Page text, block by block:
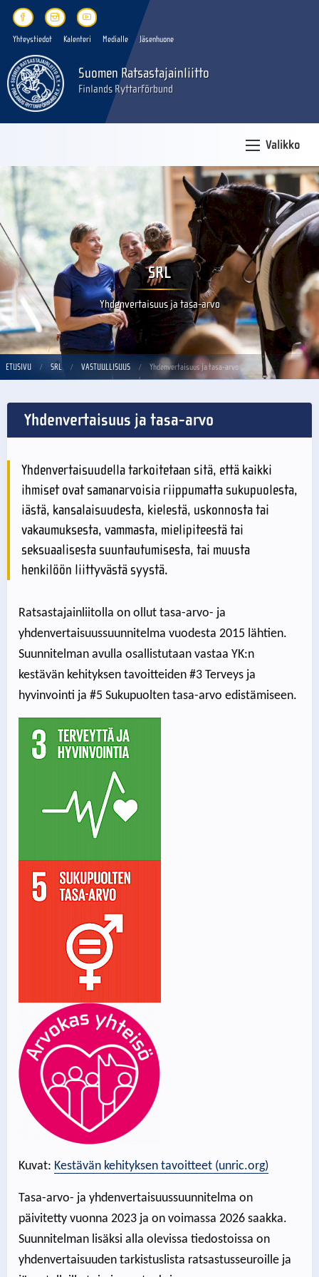
Yhteystiedot Kalenteri Medialle Jäsenhuone
Suomen Ratsastajainliitto
Finlands Ryttarförbund
Valikko
SRL
Yhdenvertaisuus ja tasa-arvo
ETUSIVU SRL VASTUULLISUUS Yhdenvertaisuus ja tasa-arvo
Yhdenvertaisuus ja tasa-arvo
Yhdenvertaisuudella tarkoitetaan sitä, että kaikki
ihmiset ovat samanarvoisia riippumatta sukupuolesta,
iästä, kansalaisuudesta, kielestä, uskonnosta tai
vakaumuksesta, vammasta, mielipiteestä tai
seksuaalisesta suuntautumisesta, tai muusta
henkilöön liittyvästä syystä.
Ratsastajainliitolla on ollut tasa-arvo- ja
yhdenvertaisuussuunnitelma vuodesta 2015 lähtien.
Suunnitelman avulla osallistutaan vastaa YK:n
kestävän kehityksen tavoitteiden #3 Terveys ja
hyvinvointi ja #5 Sukupuolten tasa-arvo edistämiseen.
Kuvat: Kestävän kehityksen tavoitteet (unric.org)
Tasa-arvo- ja yhdenvertaisuussuunnitelma on
päivitetty vuonna 2023 ja on voimassa 2026 saakka.
Suunnitelman lisäksi alla olevissa tiedostoissa on
yhdenvertaisuuden tarkistuslista ratsastusseuroille ja